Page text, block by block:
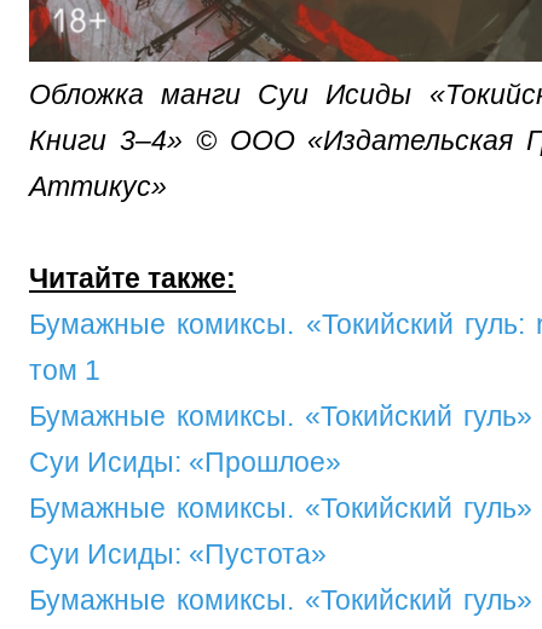
Обложка манги Суи Исиды
Книги 3–4» © ООО «Издательская
Аттикус»
Читайте также:
Бумажные комиксы. «Токийский
том 1
Бумажные комиксы. «Токийский
Суи Исиды: «Прошлое»
Бумажные комиксы. «Токийский
Суи Исиды: «Пустота»
Бумажные комиксы. «Токийский